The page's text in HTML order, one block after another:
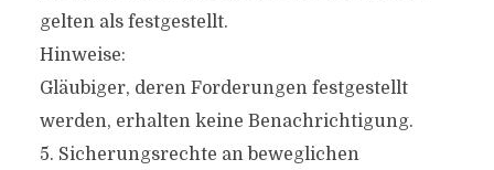
gelten als festgestellt.
Hinweise:
Gläubiger, deren Forderungen festgestellt
werden, erhalten keine Benachrichtigung.
5. Sicherungsrechte an beweglichen